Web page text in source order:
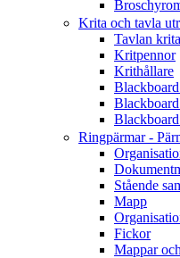
Krita och tavla
Tavlan
Kritpennor
Krithållare
Ringpärmar -
Stående
Mapp
Fickor
Mappar